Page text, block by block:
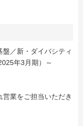
／新・ダイバシティ
年3月期）～
業をご担当いただき